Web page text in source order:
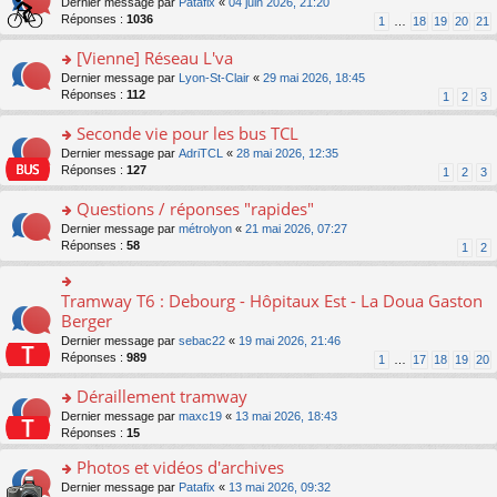
nt
s
ré
e
nt
n
lu
le
pl
u
s
ré
e
nt
e
n
o
n
lu
le
pl
u
s
ré
c
nt
e
s
s
a
g
e
n
lu
le
pl
u
s
ré
nt
n
s
ult
er
le
m
e
s
s
a
g
n
o
n
lu
le
u
s
ré
nt
Réponses : 1036 1 18 19 20 21
o
n
s
ult
er
le
m
e
s
s
a
g
e
n
o
n
lu
le
pl
u
s
ré
c
nt
[Vienne] Réseau L'va
Dernier message par Lyon-St-Clair « 29 mai 2026, 18:45
Réponses : 112 1 2 3
o
n
s
ult
er
le
m
e
s
a
g
e
n
lu
le
pl
u
s
Seconde vie pour les bus TCL
Dernier message par AdriTCL « 28 mai 2026, 12:35
Réponses : 127 1 2 3
o
n
s
ult
er
le
m
e
s
s
a
g
e
n
o
n
Questions / réponses "rapides"
Dernier message par métrolyon « 21 mai 2026, 07:27
Réponses : 58 1 2
o
n
ult
er
le
m
e
s
s
a
g
Tramway T6 : Debourg - Hôpitaux Est - La Doua Gaston
Berger
Dernier message par sebac22 « 19 mai 2026, 21:46
Réponses : 989 1 17 18 19 20
o
n
s
ult
er
Déraillement tramway
Dernier message par maxc19 « 13 mai 2026, 18:43
Réponses : 15
o
Photos et vidéos d'archives
Dernier message par Patafix « 13 mai 2026, 09:32